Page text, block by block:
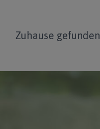
Zuhause gefunden